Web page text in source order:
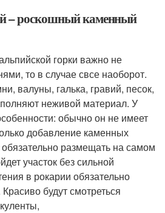
– роскошный каменный
горки важно не
то в случае свсе наоборот.
валуны, галька, гравий, песок,
неживой материал. У
обычно он не имеет
добавление каменных
размещать на самом
участок без сильной
в рокарии обязательно
будут смотреться